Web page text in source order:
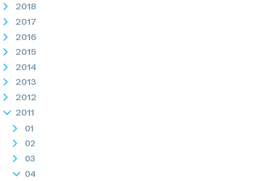
2018
2017
2016
2015
2014
2013
2012
2011
01
02
03
04